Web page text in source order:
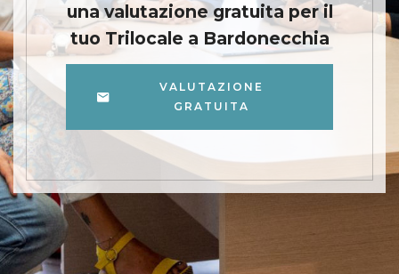
una valutazione gratuita per il
tuo Trilocale a Bardonecchia
VALUTAZIONE
GRATUITA